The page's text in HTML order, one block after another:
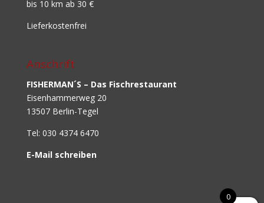
bis 10 km ab 30 €
Lieferkostenfrei
Anschrift
FISHERMAN´S – Das Fischrestaurant
Eisenhammerweg 20
13507 Berlin-Tegel
Tel: 030 4374 6470
E-Mail schreiben
0